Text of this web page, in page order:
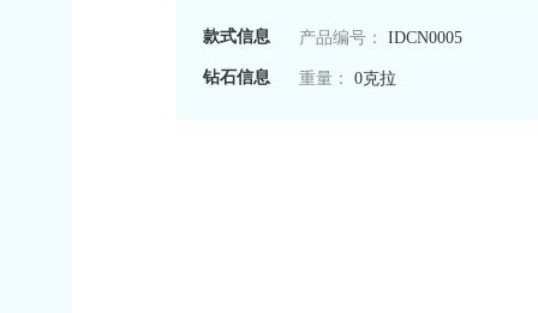
款式信息 产品编号： IDCN0005
钻石信息 重量： 0克拉